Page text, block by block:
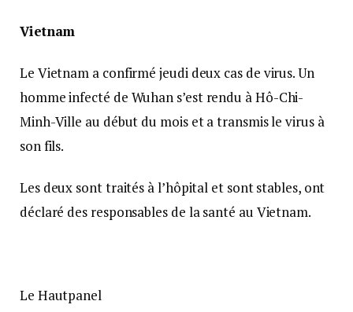
Vietnam
Le Vietnam a confirmé jeudi deux cas de virus. Un
homme infecté de Wuhan s’est rendu à Hô-Chi-
Minh-Ville au début du mois et a transmis le virus à
son fils.
Les deux sont traités à l’hôpital et sont stables, ont
déclaré des responsables de la santé au Vietnam.
Le Hautpanel